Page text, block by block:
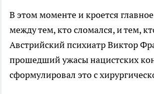
В этом моменте и кроется
между тем, кто сломался, и тем,
Австрийский психиатр Виктор
прошедший ужасы нацистских
сформулировал это с